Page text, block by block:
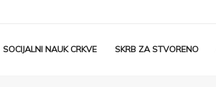
SOCIJALNI NAUK CRKVE SKRB ZA STVORENO